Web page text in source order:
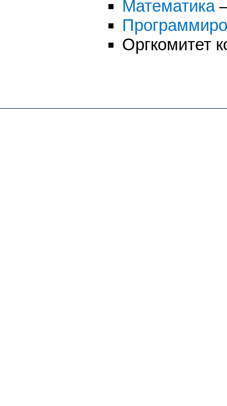
Математика
Оргкомитет